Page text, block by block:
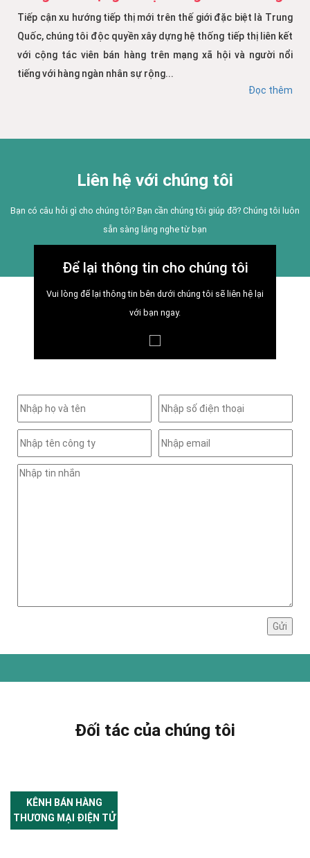
Tiếp cận xu hướng tiếp thị mới trên thế giới đặc biệt là Trung
Quốc, chúng tôi độc quyền xây dựng hệ thống tiếp thị liên kết
với cộng tác viên bán hàng trên mạng xã hội và người nổi
tiếng với hàng ngàn nhân sự rộng...
Đọc thêm
Liên hệ với chúng tôi
Bạn có câu hỏi gì cho chúng tôi? Bạn cần chúng tôi giúp đỡ? Chúng tôi luôn
sẵn sàng lắng nghe từ bạn
Để lại thông tin cho chúng tôi
Vui lòng để lại thông tin bên dưới chúng tôi sẽ liên hệ lại
với bạn ngay.
Đối tác của chúng tôi
KÊNH BÁN HÀNG
THƯƠNG MẠI ĐIỆN TỬ